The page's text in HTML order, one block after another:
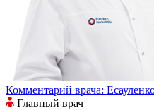
Комментарий врача:
Главный врач